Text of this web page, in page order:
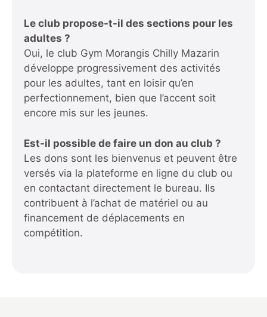
Le club propose-t-il des sections pour les
adultes ?
Oui, le club Gym Morangis Chilly Mazarin
développe progressivement des activités
pour les adultes, tant en loisir qu’en
perfectionnement, bien que l’accent soit
encore mis sur les jeunes.
Est-il possible de faire un don au club ?
Les dons sont les bienvenus et peuvent être
versés via la plateforme en ligne du club ou
en contactant directement le bureau. Ils
contribuent à l’achat de matériel ou au
financement de déplacements en
compétition.